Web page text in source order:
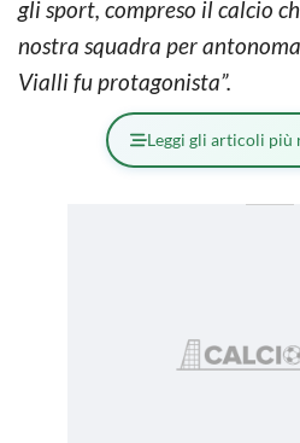
gli sport, compreso il calcio
nostra squadra per
Vialli fu protagonista”.
Leggi gli articoli più